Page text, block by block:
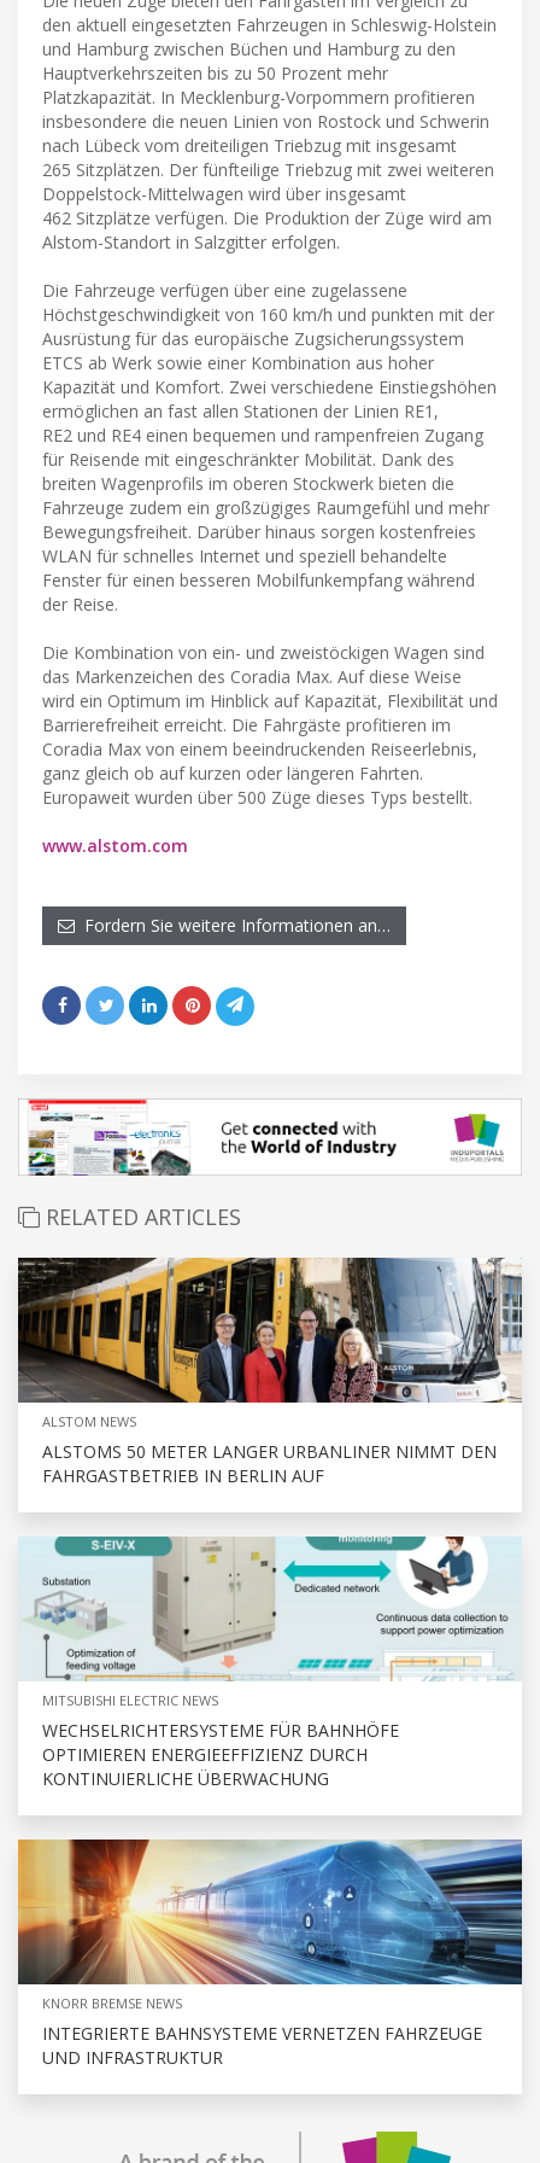
den aktuell eingesetzten Fahrzeugen in Schleswig-Holstein
und Hamburg zwischen Büchen und Hamburg zu den
Hauptverkehrszeiten bis zu 50 Prozent mehr
Platzkapazität. In Mecklenburg-Vorpommern profitieren
insbesondere die neuen Linien von Rostock und Schwerin
nach Lübeck vom dreiteiligen Triebzug mit insgesamt
265 Sitzplätzen. Der fünfteilige Triebzug mit zwei weiteren
Doppelstock-Mittelwagen wird über insgesamt
462 Sitzplätze verfügen. Die Produktion der Züge wird am
Alstom-Standort in Salzgitter erfolgen.
Die Fahrzeuge verfügen über eine zugelassene
Höchstgeschwindigkeit von 160 km/h und punkten mit der
Ausrüstung für das europäische Zugsicherungssystem
ETCS ab Werk sowie einer Kombination aus hoher
Kapazität und Komfort. Zwei verschiedene Einstiegshöhen
ermöglichen an fast allen Stationen der Linien RE1,
RE2 und RE4 einen bequemen und rampenfreien Zugang
für Reisende mit eingeschränkter Mobilität. Dank des
breiten Wagenprofils im oberen Stockwerk bieten die
Fahrzeuge zudem ein großzügiges Raumgefühl und mehr
Bewegungsfreiheit. Darüber hinaus sorgen kostenfreies
WLAN für schnelles Internet und speziell behandelte
Fenster für einen besseren Mobilfunkempfang während
der Reise.
Die Kombination von ein- und zweistöckigen Wagen sind
das Markenzeichen des Coradia Max. Auf diese Weise
wird ein Optimum im Hinblick auf Kapazität, Flexibilität und
Barrierefreiheit erreicht. Die Fahrgäste profitieren im
Coradia Max von einem beeindruckenden Reiseerlebnis,
ganz gleich ob auf kurzen oder längeren Fahrten.
Europaweit wurden über 500 Züge dieses Typs bestellt.
www.alstom.com
Fordern Sie weitere Informationen an…
RELATED ARTICLES
ALSTOM NEWS
ALSTOMS 50 METER LANGER URBANLINER NIMMT DEN
FAHRGASTBETRIEB IN BERLIN AUF
MITSUBISHI ELECTRIC NEWS
WECHSELRICHTERSYSTEME FÜR BAHNHÖFE
OPTIMIEREN ENERGIEEFFIZIENZ DURCH
KONTINUIERLICHE ÜBERWACHUNG
KNORR BREMSE NEWS
INTEGRIERTE BAHNSYSTEME VERNETZEN FAHRZEUGE
UND INFRASTRUKTUR